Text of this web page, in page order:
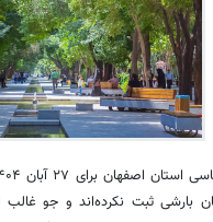
بارشی ثبت نکرده‌اند و جو غالب